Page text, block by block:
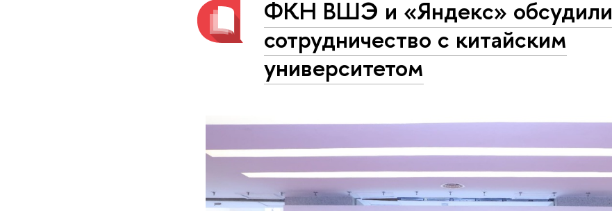
ФКН ВШЭ и «Яндекс» обсудили
сотрудничество с китайским
университетом